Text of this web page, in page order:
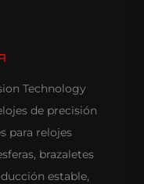
Technology
de precisión
para relojes
brazaletes
estable,